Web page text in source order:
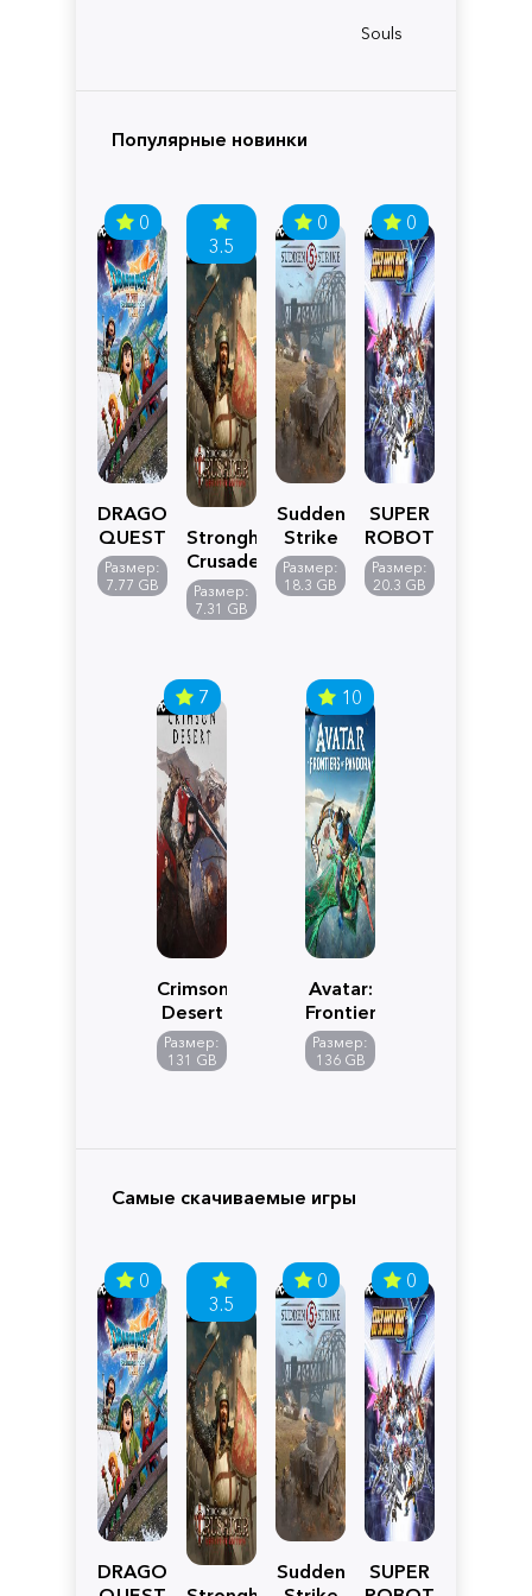
Souls
Популярные новинки
0
DRAGON
QUEST
VII
Reimagined
Размер:
7.77 GB
3.5
Stronghold
Crusader:
Definitive
Edition
Размер:
7.31 GB
0
Sudden
Strike
5
Размер:
18.3 GB
0
SUPER
ROBOT
WARS
Y
Размер:
20.3 GB
7
Crimson
Desert
Размер:
131 GB
10
Avatar:
Frontiers
of
Pandora
Размер:
136 GB
Самые скачиваемые игры
0
DRAGON
3.5
0
Sudden
0
SUPER